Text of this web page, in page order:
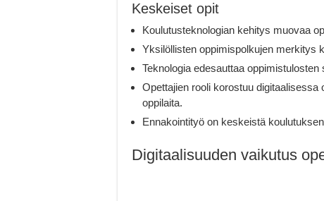
Keskeiset opit
Koulutusteknologian kehitys muovaa
Yksilöllisten oppimispolkujen merkitys
Teknologia edesauttaa
Opettajien rooli korostuu
oppilaita.
Ennakointityö on keskeistä
Digitaalisuuden vaikutus